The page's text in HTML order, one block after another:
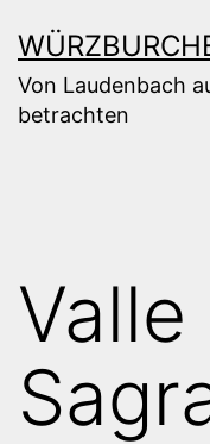
Inhalt
springen
Von Laudenbach
betrachten
Valle